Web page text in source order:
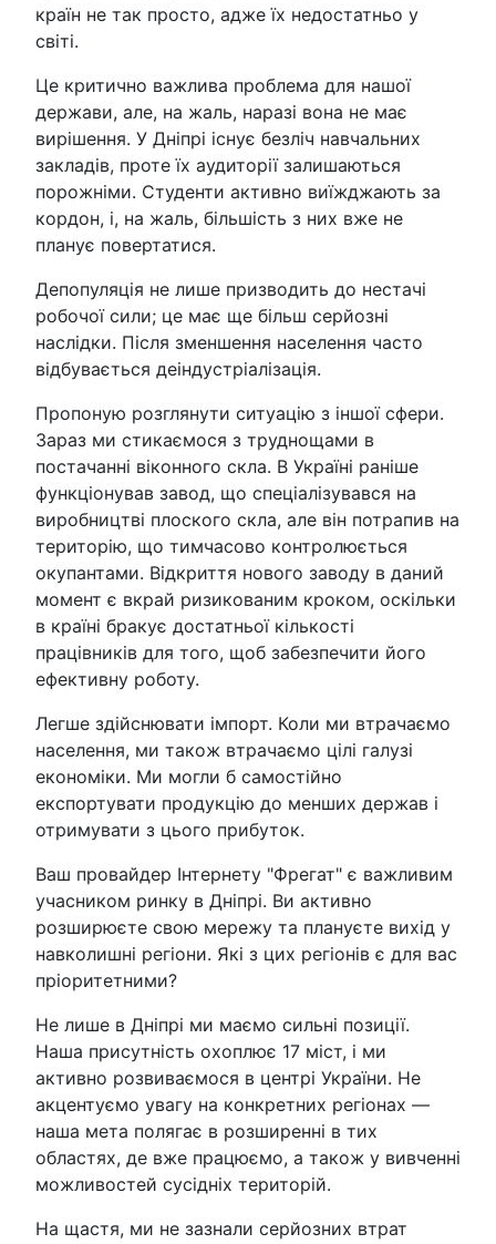
країн не так просто, адже їх недостатньо у
світі.
Це критично важлива проблема для нашої
держави, але, на жаль, наразі вона не має
вирішення. У Дніпрі існує безліч навчальних
закладів, проте їх аудиторії залишаються
порожніми. Студенти активно виїжджають за
кордон, і, на жаль, більшість з них вже не
планує повертатися.
Депопуляція не лише призводить до нестачі
робочої сили; це має ще більш серйозні
наслідки. Після зменшення населення часто
відбувається деіндустріалізація.
Пропоную розглянути ситуацію з іншої сфери.
Зараз ми стикаємося з труднощами в
постачанні віконного скла. В Україні раніше
функціонував завод, що спеціалізувався на
виробництві плоского скла, але він потрапив на
територію, що тимчасово контролюється
окупантами. Відкриття нового заводу в даний
момент є вкрай ризикованим кроком, оскільки
в країні бракує достатньої кількості
працівників для того, щоб забезпечити його
ефективну роботу.
Легше здійснювати імпорт. Коли ми втрачаємо
населення, ми також втрачаємо цілі галузі
економіки. Ми могли б самостійно
експортувати продукцію до менших держав і
отримувати з цього прибуток.
Ваш провайдер Інтернету "Фрегат" є важливим
учасником ринку в Дніпрі. Ви активно
розширюєте свою мережу та плануєте вихід у
навколишні регіони. Які з цих регіонів є для вас
пріоритетними?
Не лише в Дніпрі ми маємо сильні позиції.
Наша присутність охоплює 17 міст, і ми
активно розвиваємося в центрі України. Не
акцентуємо увагу на конкретних регіонах —
наша мета полягає в розширенні в тих
областях, де вже працюємо, а також у вивченні
можливостей сусідніх територій.
На щастя, ми не зазнали серйозних втрат